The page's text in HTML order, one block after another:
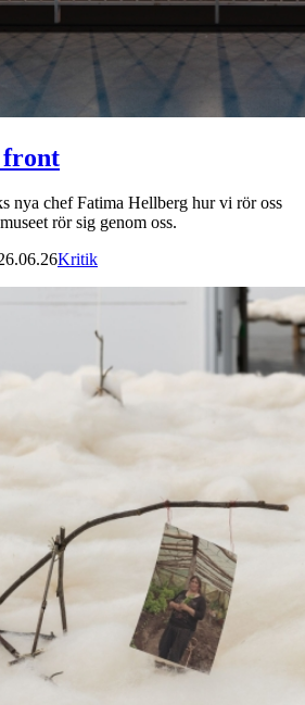
front
nya chef Fatima Hellberg hur vi rör oss
rör sig genom oss.
Kritik